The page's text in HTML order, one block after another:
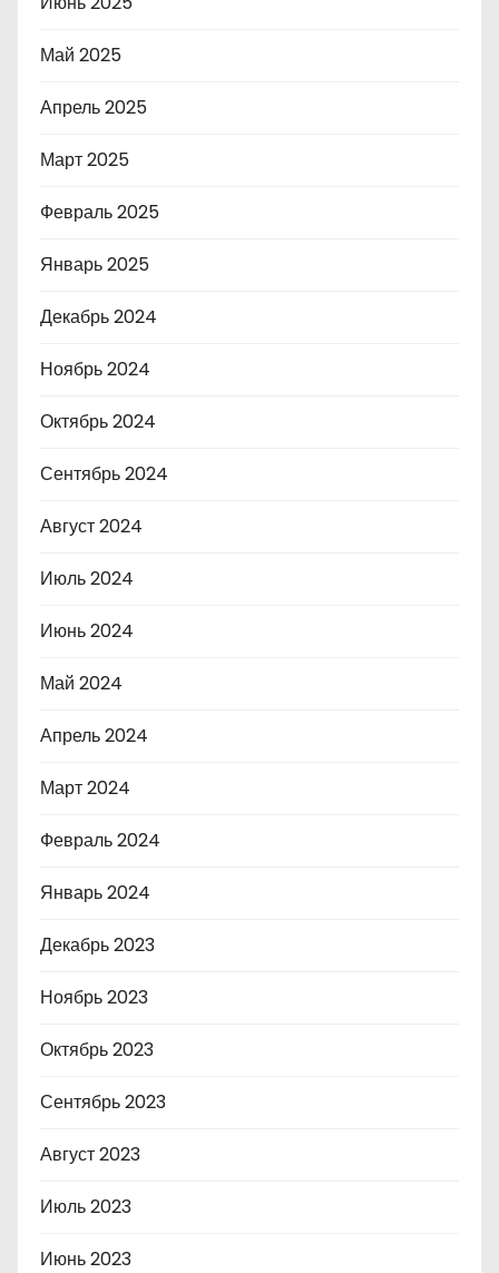
Май 2025
Апрель 2025
Март 2025
Февраль 2025
Январь 2025
Декабрь 2024
Ноябрь 2024
Октябрь 2024
Сентябрь 2024
Август 2024
Июль 2024
Июнь 2024
Май 2024
Апрель 2024
Март 2024
Февраль 2024
Январь 2024
Декабрь 2023
Ноябрь 2023
Октябрь 2023
Сентябрь 2023
Август 2023
Июль 2023
Июнь 2023